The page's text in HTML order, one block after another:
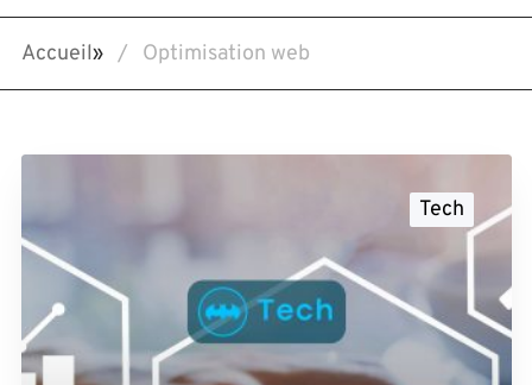
Accueil» Optimisation web
Tech